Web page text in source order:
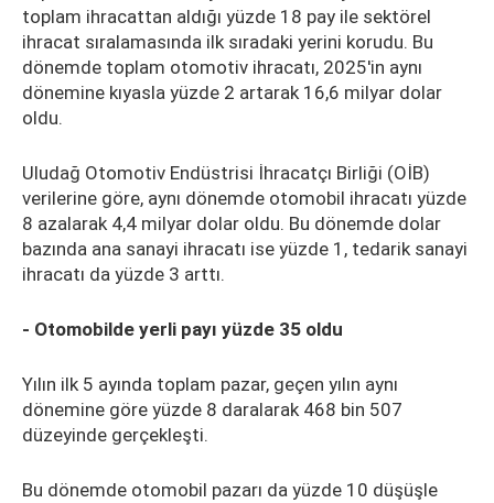
toplam ihracattan aldığı yüzde 18 pay ile sektörel
ihracat sıralamasında ilk sıradaki yerini korudu. Bu
dönemde toplam otomotiv ihracatı, 2025'in aynı
dönemine kıyasla yüzde 2 artarak 16,6 milyar dolar
oldu.
Uludağ Otomotiv Endüstrisi İhracatçı Birliği (OİB)
verilerine göre, aynı dönemde otomobil ihracatı yüzde
8 azalarak 4,4 milyar dolar oldu. Bu dönemde dolar
bazında ana sanayi ihracatı ise yüzde 1, tedarik sanayi
ihracatı da yüzde 3 arttı.
- Otomobilde yerli payı yüzde 35 oldu
Yılın ilk 5 ayında toplam pazar, geçen yılın aynı
dönemine göre yüzde 8 daralarak 468 bin 507
düzeyinde gerçekleşti.
Bu dönemde otomobil pazarı da yüzde 10 düşüşle